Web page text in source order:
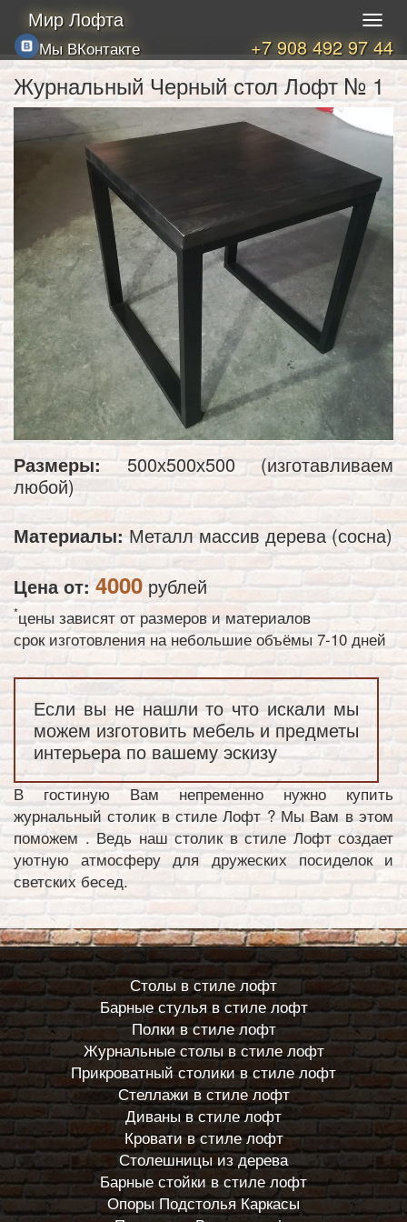
Мир Лофта
+7 908 492 97 44
Мы ВКонтакте
Журнальный Черный стол Лофт № 1
Размеры:500х500х500 (изготавливаем
любой)
Материалы:Металл массив дерева (сосна)
Цена от: 4000рублей
*цены зависят от размеров и материалов
срок изготовления на небольшие объёмы 7-10 дней
Если вы не нашли то что искали мы
можем изготовить мебель и предметы
интерьера по вашему эскизу
В гостиную Вам непременно нужно купить
журнальный столик в стиле Лофт ? Мы Вам в этом
поможем . Ведь наш столик в стиле Лофт создает
уютную атмосферу для дружеских посиделок и
светских бесед.
Столы в стиле лофт
Барные стулья в стиле лофт
Полки в стиле лофт
Журнальные столы в стиле лофт
Прикроватный столики в стиле лофт
Стеллажи в стиле лофт
Диваны в стиле лофт
Кровати в стиле лофт
Столешницы из дерева
Барные стойки в стиле лофт
Опоры Подстолья Каркасы